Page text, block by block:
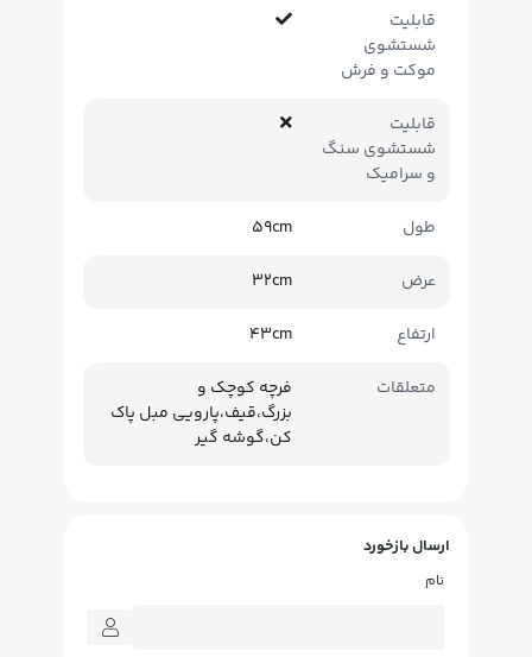
قابلیت
شستشوی
موکت و فرش
قابلیت
شستشوی سنگ
و سرامیک
طول 59cm
عرض 32cm
ارتفاع 43cm
متعلقات
فرچه کوچک و
بزرگ،قیف،پارویی مبل پاک
کن،گوشه گیر
ارسال بازخورد
نام